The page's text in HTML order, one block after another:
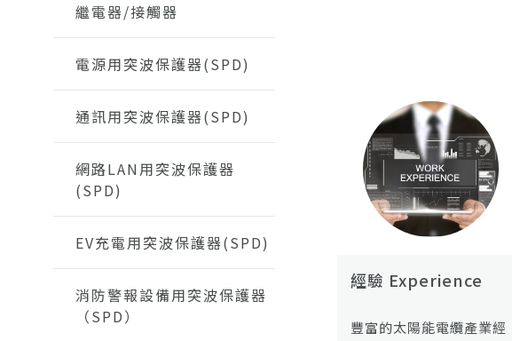
繼電器/接觸器
電源用突波保護器(SPD)
通訊用突波保護器(SPD)
網路LAN用突波保護器
(SPD)
EV充電用突波保護器(SPD)
消防警報設備用突波保護器
（SPD）
經驗 Experience
豐富的太陽能電纜產業經